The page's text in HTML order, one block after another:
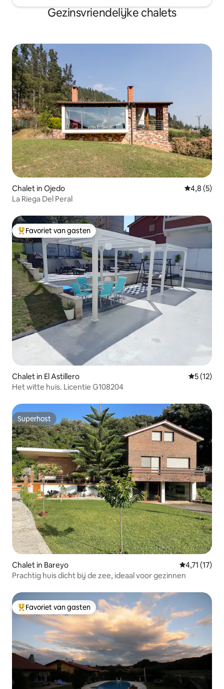
Gezinsvriendelijke chalets
Chalet in Ojedo
4,8 (5)
La Riega Del Peral
Topfavoriet van gasten
Favoriet van gasten
Chalet in El Astillero
5 (12)
Het witte huis. Licentie G108204
Superhost
Superhost
Chalet in Bareyo Gemiddelde
4,71 (17)
Prachtig huis dicht bij de zee, ideaal voor gezinnen
Topfavoriet van gasten
Favoriet van gasten